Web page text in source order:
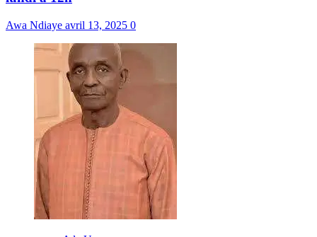
Awa Ndiaye avril 13, 2025 0